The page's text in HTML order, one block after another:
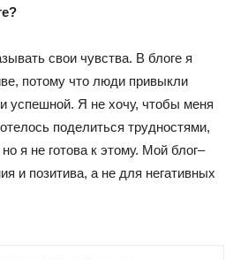
свои чувства. В блоге я
потому что люди привыкли
успешной. Я не хочу, чтобы меня
поделиться трудностями,
я не готова к этому. Мой блог–
и позитива, а не для негативных